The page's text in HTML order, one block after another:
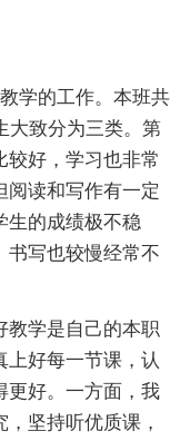
学的工作。本班共
大致分为三类。第
较好，学习也非常
阅读和写作有一定
生的成绩极不稳
书写也较慢经常不
学是自己的本职
上好每一节课，认
更好。一方面，我
坚持听优质课，